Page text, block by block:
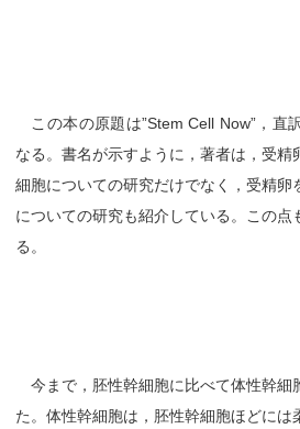
この本の原題は”Stem Cell Now”，直
なる。書名が示すように，著者は，受精
細胞についての研究だけでなく，受精卵
についての研究も紹介している。この点
る。
今まで，胚性幹細胞に比べて体性幹細
た。体性幹細胞は，胚性幹細胞ほどには